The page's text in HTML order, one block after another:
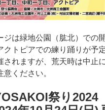
ジは緑地公園（肱北）での
クトピアでの練り踊りが予
されますが、荒天時は中止
意ください。
祭り2024